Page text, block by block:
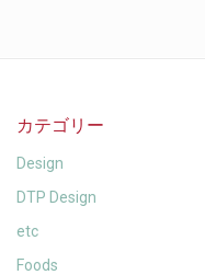
カテゴリー
Design
DTP Design
etc
Foods